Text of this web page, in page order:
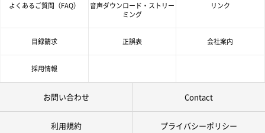
よくあるご質問（FAQ）
音声ダウンロード・ストリー
ミング
リンク
目録請求 正誤表 会社案内
採用情報
お問い合わせ Contact
利用規約 プライバシーポリシー